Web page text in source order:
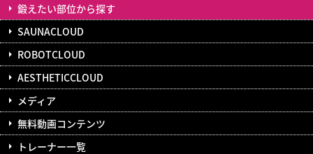
鍛えたい部位から探す
SAUNACLOUD
ROBOTCLOUD
AESTHETICCLOUD
メディア
無料動画コンテンツ
トレーナー一覧